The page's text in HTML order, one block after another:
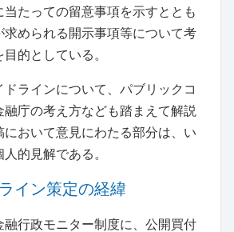
当たっての留意事項を示すととも
求められる開示事項等について考
的としている。
ラインについて、パブリックコ
融庁の考え方なども踏まえて解説
において意見にわたる部分は、い
的見解である。
イン策定の経緯
融行政モニター制度に、公開買付